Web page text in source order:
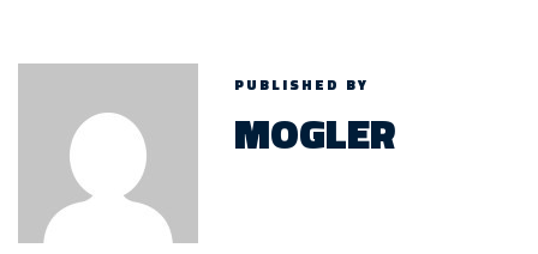
PUBLISHED BY
MOGLER